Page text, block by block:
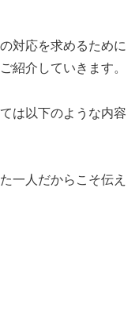
対応を求めるために
紹介していきます。
は以下のような内容
一人だからこそ伝え